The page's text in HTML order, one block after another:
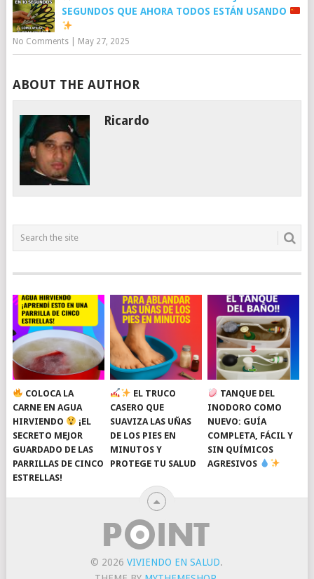
SEGUNDOS QUE AHORA TODOS ESTÁN USANDO
No Comments| May 27, 2025
ABOUT THE AUTHOR
Ricardo
COLOCA LA
CARNE EN AGUA
HIRVIENDO
¡EL
SECRETO MEJOR
GUARDADO DE LAS
PARRILLAS DE CINCO
ESTRELLAS!
EL TRUCO
CASERO QUE
SUAVIZA LAS UÑAS
DE LOS PIES EN
MINUTOS Y
PROTEGE TU SALUD
TANQUE DEL
INODORO COMO
NUEVO: GUÍA
COMPLETA, FÁCIL Y
SIN QUÍMICOS
AGRESIVOS
© 2026VIVIENDO EN SALUD.